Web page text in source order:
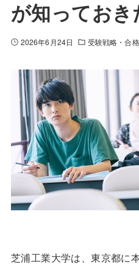
が知ってお
2026年6月24日 受験戦略・合
芝浦工業大学は、東京都に